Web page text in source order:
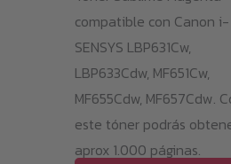
compatible con Canon i-
SENSYS LBP631Cw,
LBP633Cdw, MF651Cw,
MF655Cdw, MF657Cdw.
este tóner podrás
aprox 1.000 páginas.